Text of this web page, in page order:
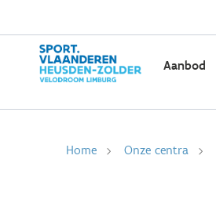
Aanbod
Home Onze centra